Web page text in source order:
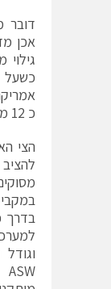
דובר
אכן
כשעל
כ 12 מוקשים כאלה.
הצי
בדרך